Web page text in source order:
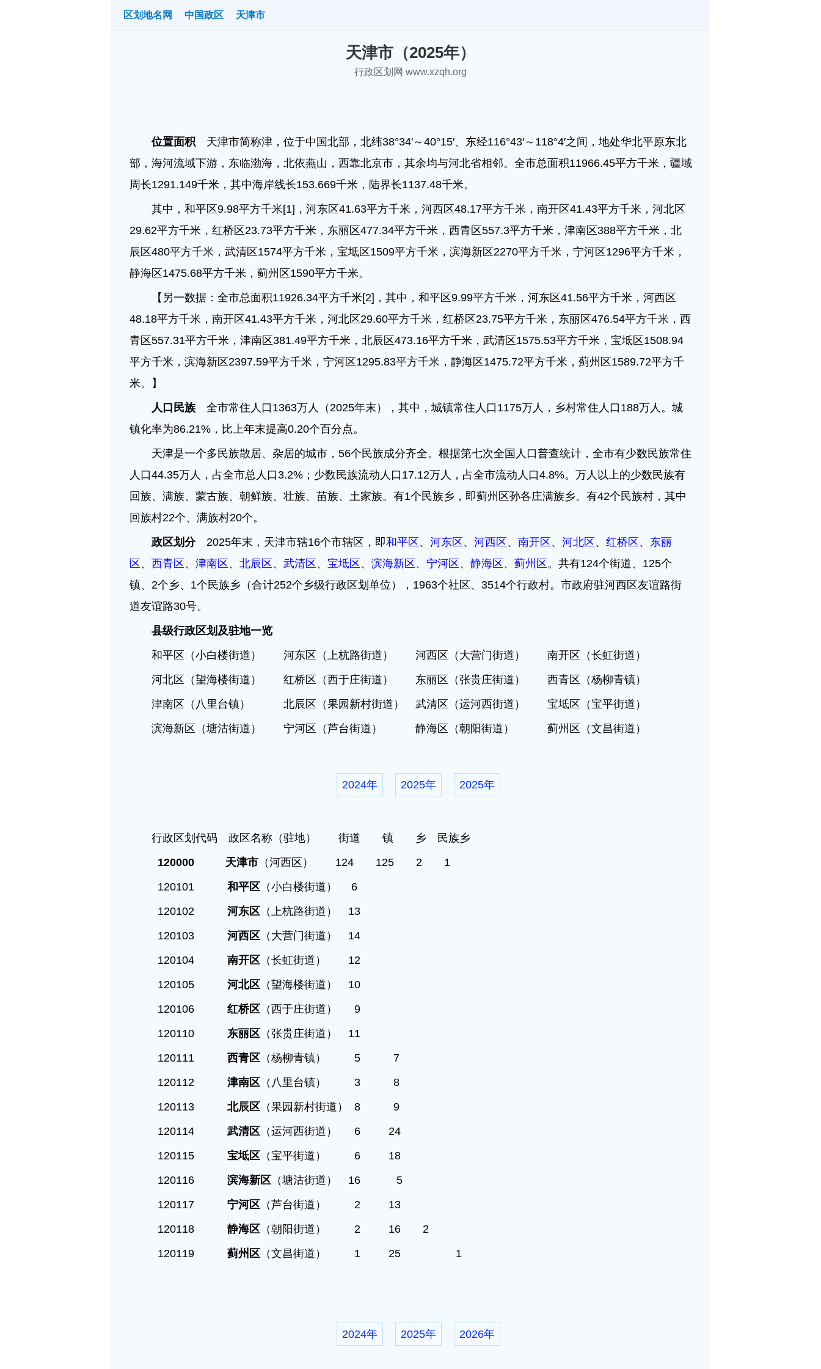
区划地名网 中国政区 天津市
天津市（2025年）
行政区划网 www.xzqh.org
位置面积 天津市简称津，位于中国北部，北纬38°34′～40°15′、东经116°43′～118°4′之间，地处华北平原东北
部，海河流域下游，东临渤海，北依燕山，西靠北京市，其余均与河北省相邻。全市总面积11966.45平方千米，疆域
周长1291.149千米，其中海岸线长153.669千米，陆界长1137.48千米。
其中，和平区9.98平方千米[1]，河东区41.63平方千米，河西区48.17平方千米，南开区41.43平方千米，河北区
29.62平方千米，红桥区23.73平方千米，东丽区477.34平方千米，西青区557.3平方千米，津南区388平方千米，北
辰区480平方千米，武清区1574平方千米，宝坻区1509平方千米，滨海新区2270平方千米，宁河区1296平方千米，
静海区1475.68平方千米，蓟州区1590平方千米。
【另一数据：全市总面积11926.34平方千米[2]，其中，和平区9.99平方千米，河东区41.56平方千米，河西区
48.18平方千米，南开区41.43平方千米，河北区29.60平方千米，红桥区23.75平方千米，东丽区476.54平方千米，西
青区557.31平方千米，津南区381.49平方千米，北辰区473.16平方千米，武清区1575.53平方千米，宝坻区1508.94
平方千米，滨海新区2397.59平方千米，宁河区1295.83平方千米，静海区1475.72平方千米，蓟州区1589.72平方千
米。】
人口民族 全市常住人口1363万人（2025年末），其中，城镇常住人口1175万人，乡村常住人口188万人。城
镇化率为86.21%，比上年末提高0.20个百分点。
天津是一个多民族散居、杂居的城市，56个民族成分齐全。根据第七次全国人口普查统计，全市有少数民族常住
人口44.35万人，占全市总人口3.2%；少数民族流动人口17.12万人，占全市流动人口4.8%。万人以上的少数民族有
回族、满族、蒙古族、朝鲜族、壮族、苗族、土家族。有1个民族乡，即蓟州区孙各庄满族乡。有42个民族村，其中
回族村22个、满族村20个。
政区划分2025年末，天津市辖16个市辖区，即和平区 、 河东区 、 河西区 、 南开区 、 河北区 、 红桥区 、 东丽
区 、 西青区 、 津南区 、 北辰区 、 武清区 、 宝坻区 、 滨海新区 、 宁河区 、 静海区 、 蓟州区 。共有124个街道、125个
镇、2个乡、1个民族乡（合计252个乡级行政区划单位），1963个社区、3514个行政村。市政府驻河西区友谊路街
道友谊路30号。
县级行政区划及驻地一览
和平区（小白楼街道） 河东区（上杭路街道） 河西区（大营门街道） 南开区（长虹街道）
河北区（望海楼街道） 红桥区（西于庄街道） 东丽区（张贵庄街道） 西青区（杨柳青镇）
津南区（八里台镇） 北辰区（果园新村街道） 武清区（运河西街道） 宝坻区（宝平街道）
滨海新区（塘沽街道） 宁河区（芦台街道） 静海区（朝阳街道） 蓟州区（文昌街道）
2024年 2025年 2025年
行政区划代码 政区名称（驻地） 街道 镇 乡 民族乡
120000 天津市 （河西区） 124 125 2 1
120101 和平区 （小白楼街道） 6
120102 河东区 （上杭路街道） 13
120103 河西区 （大营门街道） 14
120104 南开区 （长虹街道） 12
120105 河北区 （望海楼街道） 10
120106 红桥区 （西于庄街道） 9
120110 东丽区 （张贵庄街道） 11
120111 西青区 （杨柳青镇） 5 7
120112 津南区 （八里台镇） 3 8
120113 北辰区 （果园新村街道） 8 9
120114 武清区 （运河西街道） 6 24
120115 宝坻区 （宝平街道） 6 18
120116 滨海新区 （塘沽街道） 16 5
120117 宁河区 （芦台街道） 2 13
120118 静海区 （朝阳街道） 2 16 2
120119 蓟州区 （文昌街道） 1 25 1
2024年 2025年 2026年